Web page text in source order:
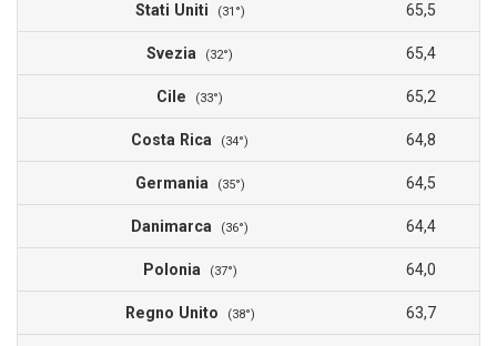
Stati Uniti (31°) 65,5
Svezia (32°) 65,4
Cile (33°) 65,2
Costa Rica (34°) 64,8
Germania (35°) 64,5
Danimarca (36°) 64,4
Polonia (37°) 64,0
Regno Unito (38°) 63,7